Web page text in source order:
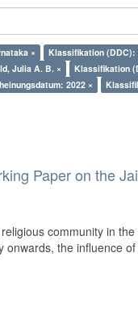
×
Klassifikation (DDC):
Julia A. B. ×
Klassifikation
2022 ×
Paper on the
community in
the influence